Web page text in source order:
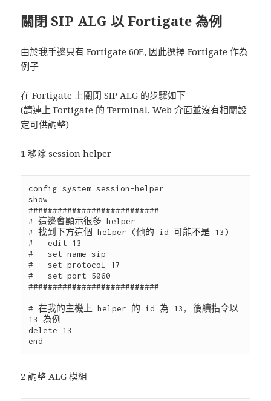
關閉 SIP ALG 以 Fortigate 為例
由於我手邊只有 Fortigate 60E, 因此選擇 Fortigate 作為
例子
在 Fortigate 上關閉 SIP ALG 的步驟如下
(請連上 Fortigate 的 Terminal, Web 介面並沒有相關設
定可供調整)
1 移除 session helper
config system session-helper
show
###########################
# 這邊會顯示很多 helper
# 找到下方這個 helper (他的 id 可能不是 13)
#   edit 13
#   set name sip
#   set protocol 17
#   set port 5060
###########################
# 在我的主機上 helper 的 id 為 13, 後續指令以
13 為例
delete 13
2 調整 ALG 模組